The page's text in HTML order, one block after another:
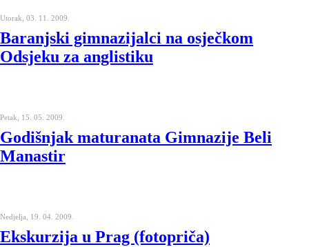
Utorak, 03. 11. 2009.
Baranjski gimnazijalci na osječkom
Odsjeku za anglistiku
Petak, 15. 05. 2009.
Godišnjak maturanata Gimnazije Beli
Manastir
Nedjelja, 19. 04. 2009.
Ekskurzija u Prag (fotopriča)